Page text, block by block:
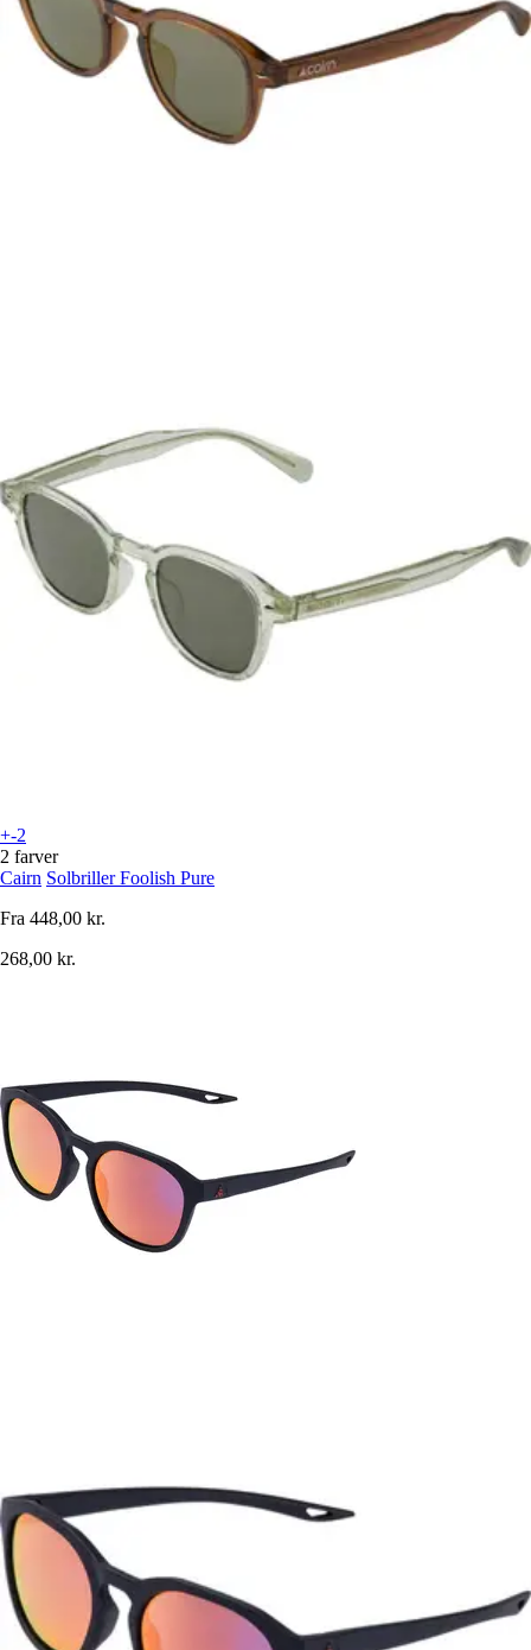
+-2
2 farver
Cairn Solbriller Foolish Pure
Fra 448,00 kr.
268,00 kr.